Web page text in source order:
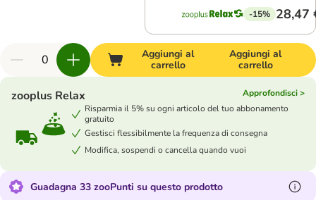
-15% 28,47
Aggiungi al
carrello
Aggiungi al
carrello
zooplus Relax
Approfondisci >
Risparmia il 5% su ogni articolo del tuo abbonamento
gratuito
Gestisci flessibilmente la frequenza di consegna
Modifica, sospendi o cancella quando vuoi
Guadagna 33 zooPunti su questo prodotto